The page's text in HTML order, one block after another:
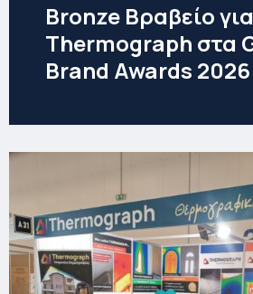
Bronze Βραβείο
Thermograph στα
Brand Awards 2026